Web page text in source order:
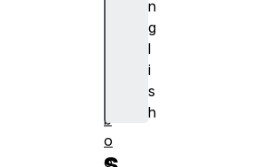
n
g
l
i
s
h
b
o
o